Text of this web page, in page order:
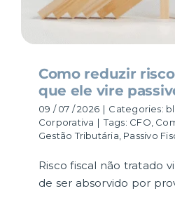
Como reduzir
que ele vire
09 / 07 / 2026 | Categories:
Corporativa | Tags: CFO
Gestão Tributária Passivo
Risco fiscal não tratado
de ser absorvido por